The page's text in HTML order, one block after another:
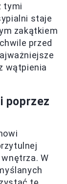
tymi
staje
zakątkiem
przed
wątpienia
poprzez
W